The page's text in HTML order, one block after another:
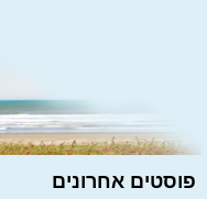
פוסטים אחרונים